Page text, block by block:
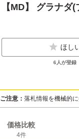
【MD】 グラナダ
ほし
6 人が登録
ご注意： 落札情報を機械的
価格比較
4件